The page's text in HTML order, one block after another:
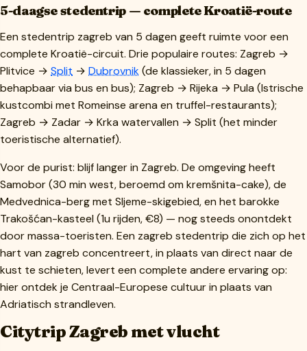
5-daagse stedentrip — complete Kroatië-route
Een stedentrip zagreb van 5 dagen geeft ruimte voor een
complete Kroatië-circuit. Drie populaire routes: Zagreb →
Plitvice → Split → Dubrovnik(de klassieker, in 5 dagen
behapbaar via bus en bus); Zagreb → Rijeka → Pula (Istrische
kustcombi met Romeinse arena en truffel-restaurants);
Zagreb → Zadar → Krka watervallen → Split (het minder
toeristische alternatief).
Voor de purist: blijf langer in Zagreb. De omgeving heeft
Samobor (30 min west, beroemd om kremšnita-cake), de
Medvednica-berg met Sljeme-skigebied, en het barokke
Trakošćan-kasteel (1u rijden, €8) — nog steeds onontdekt
door massa-toeristen. Een zagreb stedentrip die zich op het
hart van zagreb concentreert, in plaats van direct naar de
kust te schieten, levert een complete andere ervaring op:
hier ontdek je Centraal-Europese cultuur in plaats van
Adriatisch strandleven.
Citytrip Zagreb met vlucht